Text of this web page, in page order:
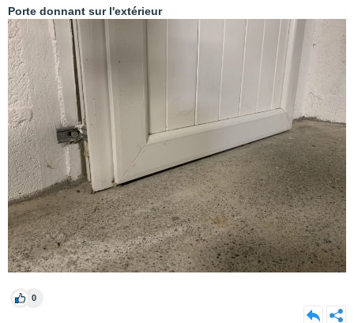
Porte donnant sur l'extérieur
0